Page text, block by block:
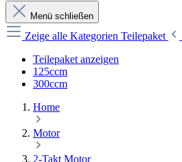
Menü schließen
Zeige alle Kategorien Teilepaket
Teilepaket anzeigen
125ccm
300ccm
Home
Motor
2-Takt Motor